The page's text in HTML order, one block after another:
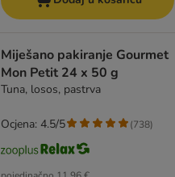
Miješano pakiranje Gourmet
Mon Petit 24 x 50 g
Tuna, losos, pastrva
Ocjena: 4.5/5 (738)